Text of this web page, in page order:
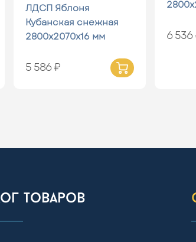
ЛДСП Яблоня
Кубанская снежная
2800х2070х16 мм
5 586 ₽
6 536
товаров